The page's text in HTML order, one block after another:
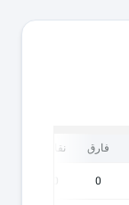
فارق نقاط
0